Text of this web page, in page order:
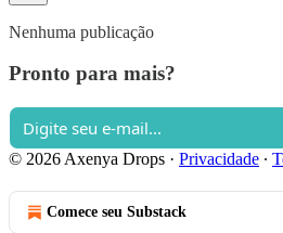
Nenhuma publicação
Pronto para mais?
© 2026 Axenya Drops · Privacidade ∙
Comece seu Substack